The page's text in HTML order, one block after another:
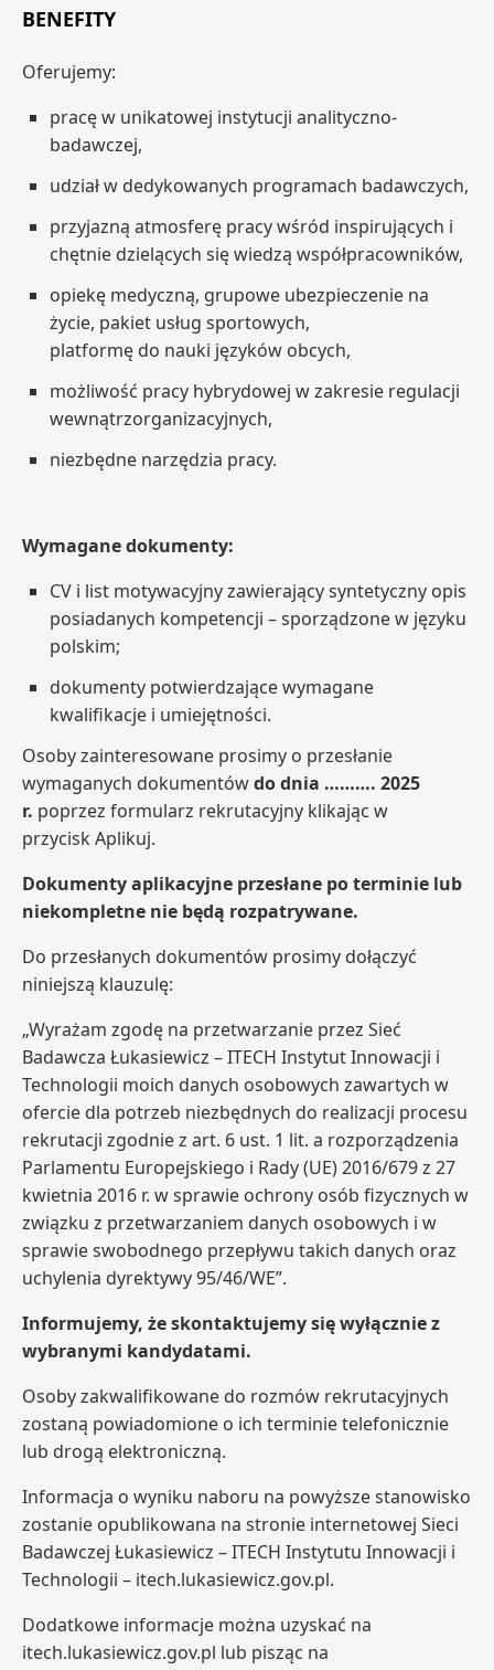
BENEFITY
Oferujemy:
pracę w unikatowej instytucji analityczno-
badawczej,
udział w dedykowanych programach badawczych,
przyjazną atmosferę pracy wśród inspirujących i
chętnie dzielących się wiedzą współpracowników,
opiekę medyczną, grupowe ubezpieczenie na
życie, pakiet usług sportowych,
platformę do nauki języków obcych,
możliwość pracy hybrydowej w zakresie regulacji
wewnątrzorganizacyjnych,
niezbędne narzędzia pracy.
Wymagane dokumenty:
CV i list motywacyjny zawierający syntetyczny opis
posiadanych kompetencji – sporządzone w języku
polskim;
dokumenty potwierdzające wymagane
kwalifikacje i umiejętności.
Osoby zainteresowane prosimy o przesłanie
wymaganych dokumentówdo dnia ………. 2025
r. poprzez formularz rekrutacyjny klikając w
przycisk Aplikuj.
Dokumenty aplikacyjne przesłane po terminie lub
niekompletne nie będą rozpatrywane.
Do przesłanych dokumentów prosimy dołączyć
niniejszą klauzulę:
„Wyrażam zgodę na przetwarzanie przez Sieć
Badawcza Łukasiewicz – ITECH Instytut Innowacji i
Technologii moich danych osobowych zawartych w
ofercie dla potrzeb niezbędnych do realizacji procesu
rekrutacji zgodnie z art. 6 ust. 1 lit. a rozporządzenia
Parlamentu Europejskiego i Rady (UE) 2016/679 z 27
kwietnia 2016 r. w sprawie ochrony osób fizycznych w
związku z przetwarzaniem danych osobowych i w
sprawie swobodnego przepływu takich danych oraz
uchylenia dyrektywy 95/46/WE”.
Informujemy, że skontaktujemy się wyłącznie z
wybranymi kandydatami.
Osoby zakwalifikowane do rozmów rekrutacyjnych
zostaną powiadomione o ich terminie telefonicznie
lub drogą elektroniczną.
Informacja o wyniku naboru na powyższe stanowisko
zostanie opublikowana na stronie internetowej Sieci
Badawczej Łukasiewicz – ITECH Instytutu Innowacji i
Technologii – itech.lukasiewicz.gov.pl.
Dodatkowe informacje można uzyskać na
itech.lukasiewicz.gov.pl lub pisząc na